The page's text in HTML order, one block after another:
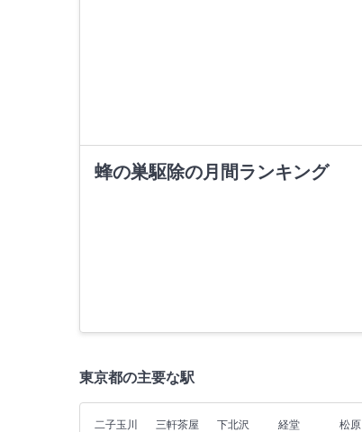
蜂の巣駆除の月間ランキング
東京都の主要な駅
二子玉川 三軒茶屋 下北沢 経堂 松原